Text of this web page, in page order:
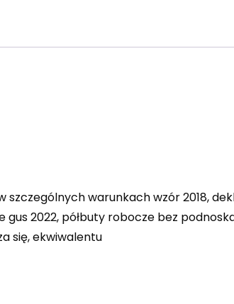
warunkach wzór 2018,
2022, półbuty robocze bez
się, ekwiwalentu